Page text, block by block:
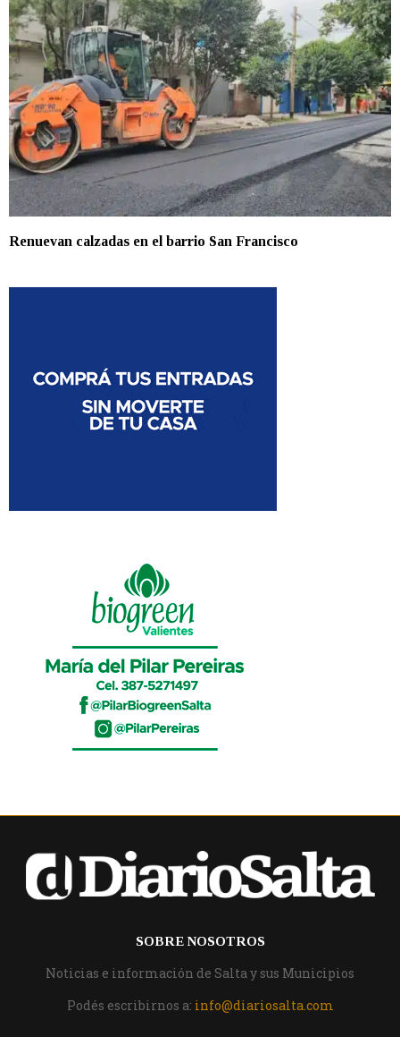
Renuevan calzadas en el barrio San Francisco
SOBRE NOSOTROS
Noticias e información de Salta y sus Municipios
Podés escribirnos a: info@diariosalta.com